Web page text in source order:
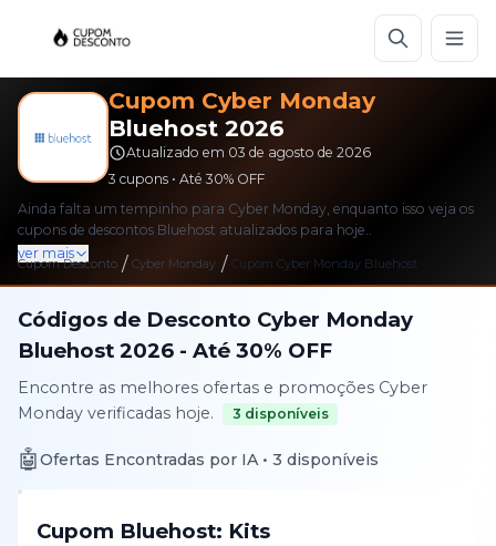
Cupom Cyber Monday
Bluehost2026
Atualizado em 03 de agosto de 2026
3 cupons • Até 30%OFF
Ainda falta um tempinho para Cyber Monday, enquanto isso veja os
cupons de descontos Bluehost atualizados para hoje..
ver mais
Cupom Desconto / Cyber Monday / Cupom Cyber Monday Bluehost
Códigos de Desconto Cyber Monday
Bluehost 2026 - Até30% OFF
Encontre as melhores ofertas e promoções Cyber
Monday verificadas hoje. 3 disponíveis
🤖Ofertas Encontradas por IA •3 disponíveis
Cupom Bluehost: Kits